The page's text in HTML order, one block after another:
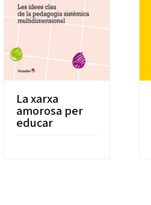
La xarxa
amorosa per
educar